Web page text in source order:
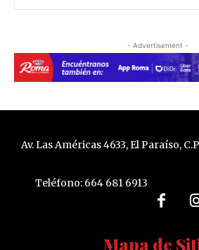
- Advertisement -
Av. Las Américas 4633, El Paraíso,
Teléfono: 664 681 6913
Mapa de